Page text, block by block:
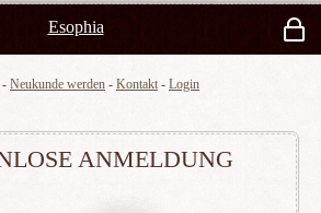
Esophia
- Neukunde werden - Kontakt - Login
ANMELDUNG